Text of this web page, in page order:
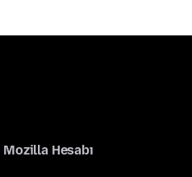
Mozilla Hesabı